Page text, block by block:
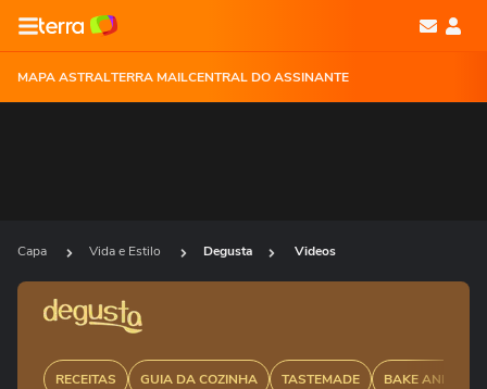
MAPA ASTRALTERRA MAILCENTRAL DO ASSINANTE
Capa Vida e Estilo Degusta Videos
RECEITAS GUIA DA COZINHA TASTEMADE BAKE AND